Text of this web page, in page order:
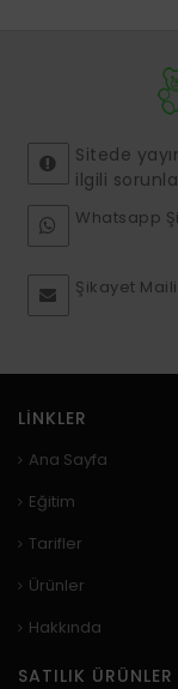
Sitede
ilgili
Whatsapp
Şikayet
LINKLER
Ana Sayfa
Eğitim
Tarifler
Ürünler
Hakkında
SATILIK ÜRÜNLER